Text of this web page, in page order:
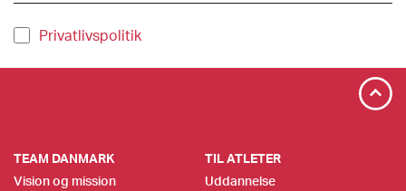
Privatlivspolitik
TEAM DANMARK
Vision og mission
TIL ATLETER
Uddannelse